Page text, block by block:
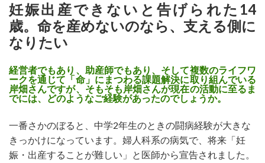
妊娠出産できないと告げられた14
歳。命を産めないのなら、支える側に
なりたい
経営者でもあり、助産師でもあり、そして複数のライフワ
ークを通じて「命」にまつわる課題解決に取り組んでいる
岸畑さんですが、そもそも岸畑さんが現在の活動に至るま
でには、どのようなご経験があったのでしょうか。
一番さかのぼると、中学2年生のときの闘病経験が大きな
きっかけになっています。婦人科系の病気で、将来「妊
娠・出産することが難しい」と医師から宣告されました。